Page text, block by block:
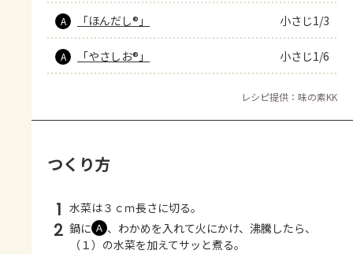
A 「ほんだし®」 小さじ1/3
A 「やさしお®」 小さじ1/6
レシピ提供：味の素KK
つくり方
1 水菜は３ｃｍ長さに切る。
2 鍋に Ａ 、わかめを入れて火にかけ、沸騰したら、
（１）の水菜を加えてサッと煮る。